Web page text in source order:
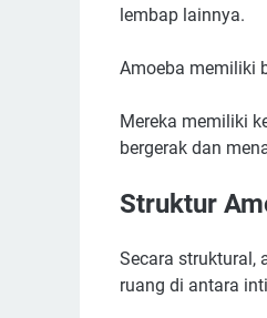
lembap lainnya.
Amoeba memiliki
Mereka memiliki
bergerak dan
Struktur
Secara struktural,
ruang di antara